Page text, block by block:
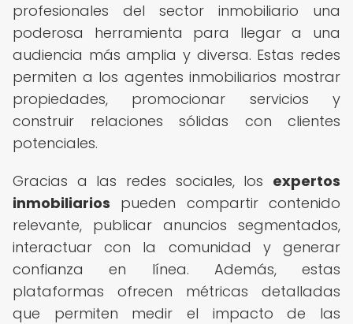
profesionales del sector inmobiliario una
poderosa herramienta para llegar a una
audiencia más amplia y diversa. Estas redes
permiten a los agentes inmobiliarios mostrar
propiedades, promocionar servicios y
construir relaciones sólidas con clientes
potenciales.
Gracias a las redes sociales, los expertos
inmobiliarios pueden compartir contenido
relevante, publicar anuncios segmentados,
interactuar con la comunidad y generar
confianza en línea. Además, estas
plataformas ofrecen métricas detalladas
que permiten medir el impacto de las